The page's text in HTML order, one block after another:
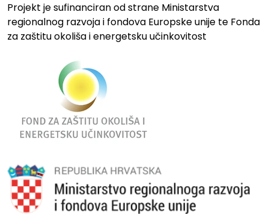
Projekt je sufinanciran od strane Ministarstva
regionalnog razvoja i fondova Europske unije te Fonda
za zaštitu okoliša i energetsku učinkovitost